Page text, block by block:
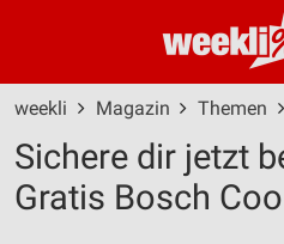
weekli Magazin Themen
Sichere dir jetzt
Gratis Bosch